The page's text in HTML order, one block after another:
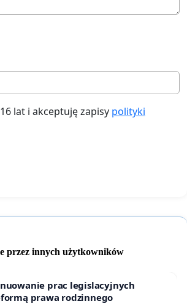
lat i akceptuję zapisy polityki
przez innych użytkowników
prac legislacyjnych
prawa rodzinnego